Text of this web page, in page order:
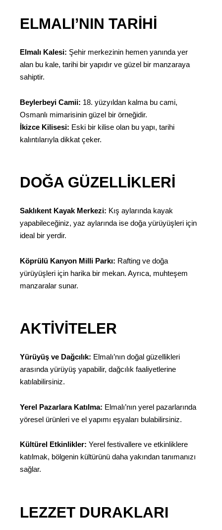
ELMALI’NIN TARIHI
Elmalı Kalesi: Şehir merkezinin hemen yanında yer
alan bu kale, tarihi bir yapıdır ve güzel bir manzaraya
sahiptir.
Beylerbeyi Camii: 18. yüzyıldan kalma bu cami,
Osmanlı mimarisinin güzel bir örneğidir.
İkizce Kilisesi: Eski bir kilise olan bu yapı, tarihi
kalıntılarıyla dikkat çeker.
DOĞA GÜZELLIKLERI
Saklıkent Kayak Merkezi: Kış aylarında kayak
yapabileceğiniz, yaz aylarında ise doğa yürüyüşleri için
ideal bir yerdir.
Köprülü Kanyon Milli Parkı: Rafting ve doğa
yürüyüşleri için harika bir mekan. Ayrıca, muhteşem
manzaralar sunar.
AKTIVITELER
Yürüyüş ve Dağcılık: Elmalı’nın doğal güzellikleri
arasında yürüyüş yapabilir, dağcılık faaliyetlerine
katılabilirsiniz.
Yerel Pazarlara Katılma: Elmalı’nın yerel pazarlarında
yöresel ürünleri ve el yapımı eşyaları bulabilirsiniz.
Kültürel Etkinlikler: Yerel festivallere ve etkinliklere
katılmak, bölgenin kültürünü daha yakından tanımanızı
sağlar.
LEZZET DURAKLARI